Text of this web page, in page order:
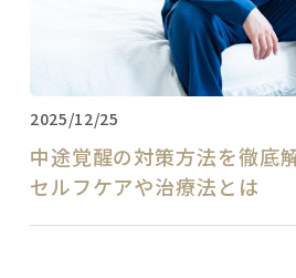
2025/12/25
中途覚醒の対策方法を徹底
セルフケアや治療法とは